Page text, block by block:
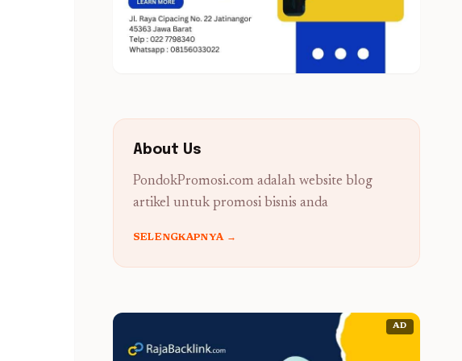
About Us
PondokPromosi.com adalah website blog
artikel untuk promosi bisnis anda
SELENGKAPNYA →
AD